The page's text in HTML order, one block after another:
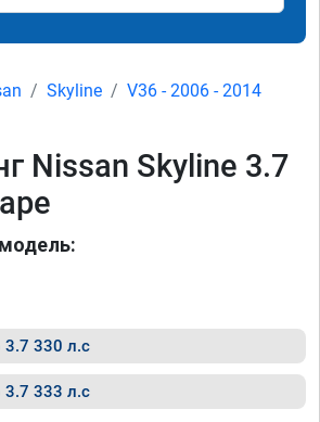
Skyline
V36 - 2006 - 2014
Nissan Skyline 3.7
3.7 330 л.с
3.7 333 л.с